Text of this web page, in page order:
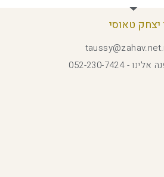
יצחק טאוסי
אלינו - 052-230-7424